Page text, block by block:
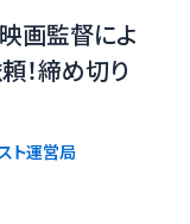
画監督によ
！締め切り
ト運営局